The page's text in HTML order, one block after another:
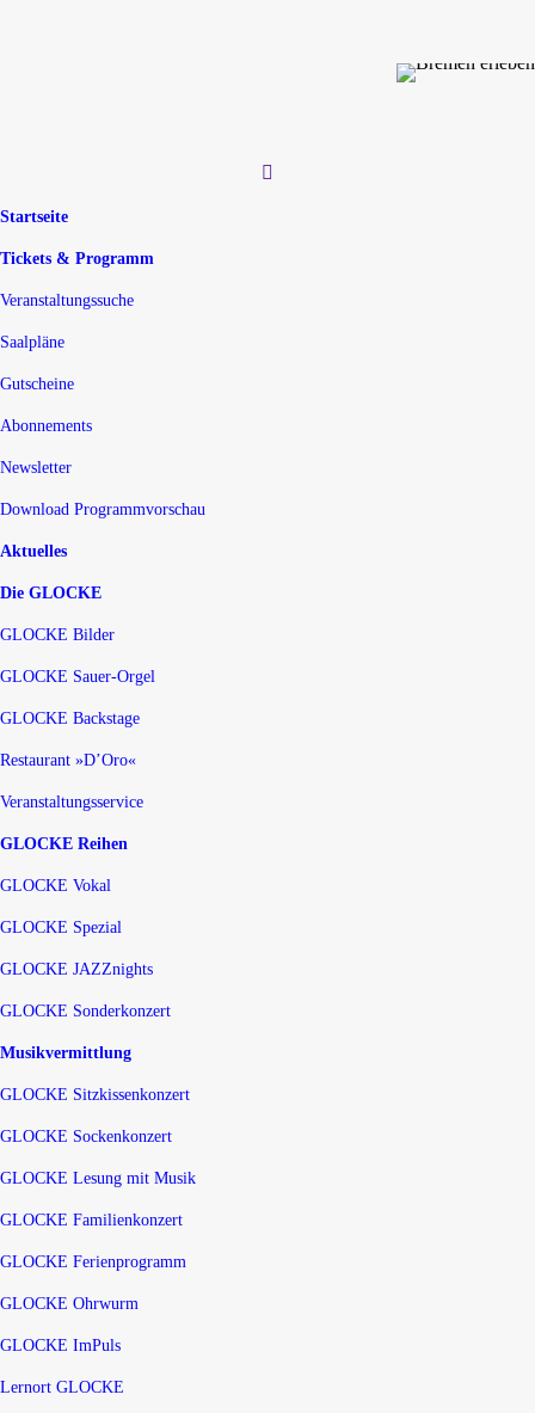
Startseite
Tickets & Programm
Veranstaltungssuche
Saalpläne
Gutscheine
Abonnements
Newsletter
Download Programmvorschau
Aktuelles
Die GLOCKE
GLOCKE Bilder
GLOCKE Sauer-Orgel
GLOCKE Backstage
Restaurant »D’Oro«
Veranstaltungsservice
GLOCKE Reihen
GLOCKE Vokal
GLOCKE Spezial
GLOCKE JAZZnights
GLOCKE Sonderkonzert
Musikvermittlung
GLOCKE Sitzkissenkonzert
GLOCKE Sockenkonzert
GLOCKE Lesung mit Musik
GLOCKE Familienkonzert
GLOCKE Ferienprogramm
GLOCKE Ohrwurm
GLOCKE ImPuls
Lernort GLOCKE